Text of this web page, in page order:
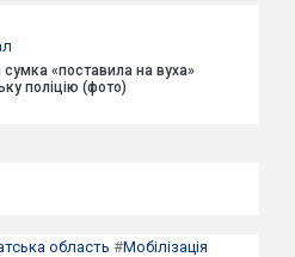
сумка «поставила на вуха»
поліцію (фото)
область #Мобілізація